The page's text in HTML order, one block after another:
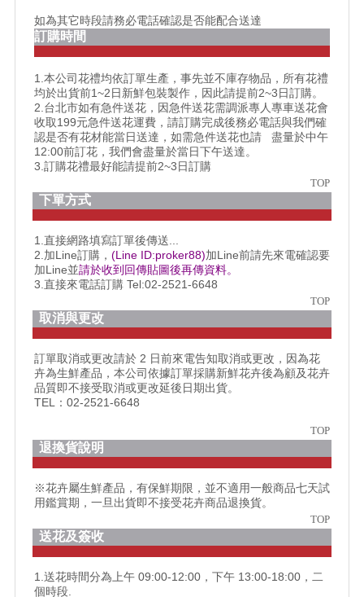
如為其它時段請務必電話確認是否能配合送達
訂購時間
1.本公司花禮均依訂單生產，事先並不庫存物品，所有花禮
均於出貨前1~2日新鮮包裝製作，因此請提前2~3日訂購。
2.台北市如有急件送花，因急件送花需調派專人專車送花會
收取199元急件送花運費，請訂購完成後務必電話與我們確
認是否有花材能當日送達，如需急件送花也請 盡量於中午
12:00前訂花，我們會盡量於當日下午送達。
3.訂購花禮最好能請提前2~3日訂購
TOP
下單方式
1.直接網路填寫訂單後傳送...
2.加Line訂購， (Line ID:proker88)加Line前請先來電確認要
加Line並請於收到回傳貼圖後再傳資料。
3.直接來電話訂購 Tel:02-2521-6648
TOP
取消與更改
訂單取消或更改請於 2 日前來電告知取消或更改，因為花
卉為生鮮產品，本公司依據訂單採購新鮮花卉後為顧及花卉
品質即不接受取消或更改延後日期出貨。
TEL：02-2521-6648
TOP
退換貨說明
※花卉屬生鮮產品，有保鮮期限，並不適用一般商品七天試
用鑑賞期，一旦出貨即不接受花卉商品退換貨。
TOP
送花及簽收
1.送花時間分為上午 09:00-12:00，下午 13:00-18:00，二
個時段.